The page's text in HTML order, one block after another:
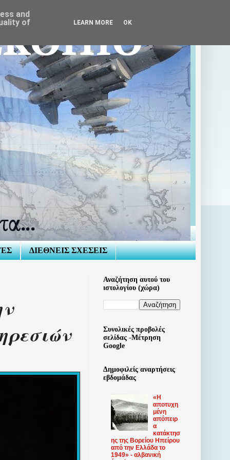
ΔΙΕΘΝΕΙΣ ΣΧΕΣΕΙΣ
Αναζήτηση αυτού του
ιστολογίου (χώρα)
Συνολικές προβολές
σελίδας -Μέτρηση
Google
Δημοφιλείς αναρτήσεις
εβδομάδας
«Η
αποτυχη
μένη
απόπειρ
α
κατάκτησ
ης της Βορείου Ηπείρου
από την Ελλάδα το
1949» - αλβανική
and
of
LEARN MORE OK